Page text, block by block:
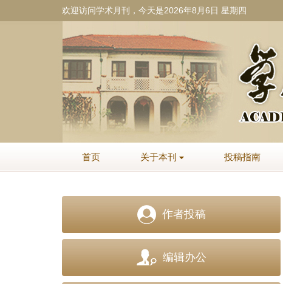
欢迎访问学术月刊，今天是2026年8月6日 星期四
首页 关于本刊 投稿指南
作者投稿
编辑办公
科学界联合会主管主办。1958年3月，在中共上海
市委的领导下，以推动、协调全市社会科学研究
和普及为主要任务的学术性群众团体 ——上海社
会科学界联合会成立（简称上海社联），《学术
月刊》遂成为上海市社联的机关刊物。上海社联
历任主席为陈望道、夏征农、罗竹风、李储文、
秦绍德和王战，现任主席为徐炯。现任党组书记
为王为松，专职副主席为王为松和任小文，党组
成员包括王为松、任小文和马英娟
《学术月刊》的创办，得到了我国学术界的高
我国哲学社会科学界上百位前辈、专家和学者，
如沈志远、王亚夫、周谷城、冯契、李平心、李
黄逸峰、蔡北华、张薰华、徐中玉、朱东润、孙
怀仁、李培南、李储文、陆志仁、夏禹龙、姚